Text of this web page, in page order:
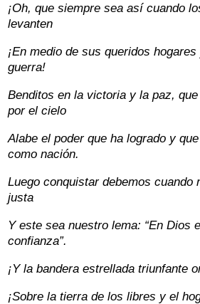
¡Oh, que siempre sea así cuando
levanten
¡En medio de sus queridos
guerra!
Benditos en la victoria y la paz,
por el cielo
Alabe el poder que ha logrado y
como nación.
Luego conquistar debemos cuando
justa
Y este sea nuestro lema: “En Dios
confianza”.
¡Y la bandera estrellada triunfante
¡Sobre la tierra de los libres y el